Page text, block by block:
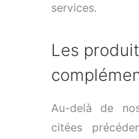
services.
Les
Au-delà de
citées